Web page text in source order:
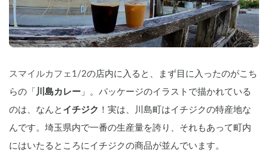
スマイルカフェ1/2の店内に入ると、まず目に入ったのがこち
らの「 川島カレー 」。パッケージのイラストで描かれている
のは、なんと イチジク ！実は、川島町はイチジクの特産地な
んです。埼玉県内で一番の生産量を誇り、それもあって町内
にはいたるところにイチジクの商品が並んでいます。